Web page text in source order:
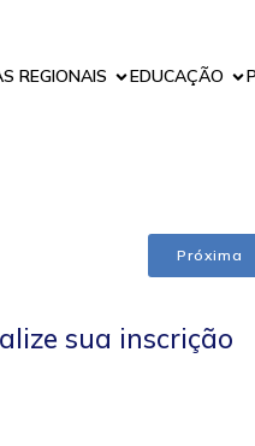
REGIONAIS EDUCAÇÃO
Próxima
sua inscrição